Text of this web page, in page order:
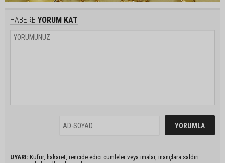
HABERE YORUM KAT
UYARI: Küfür, hakaret, rencide edici cümleler veya imalar, inançlara saldırı